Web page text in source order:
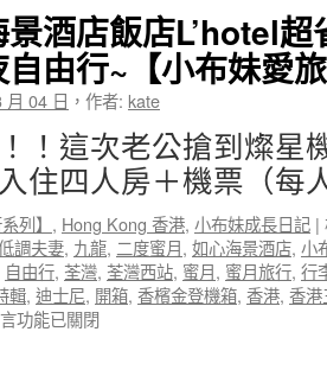
酒店飯店L’hotel
由行~【小布妹愛
月 04 日 ， 作者: kate
！這次老公搶到燦星
住四人房＋機票（
列】 , Hong Kong 香港, 小布妹成長日記 |
調夫妻, 九龍, 二度蜜月, 如心海景酒店, 小
自由行, 荃灣, 荃灣西站, 蜜月, 蜜月旅行, 行
輯, 迪士尼, 開箱, 香檳金登機箱, 香港, 香港
功能已關閉